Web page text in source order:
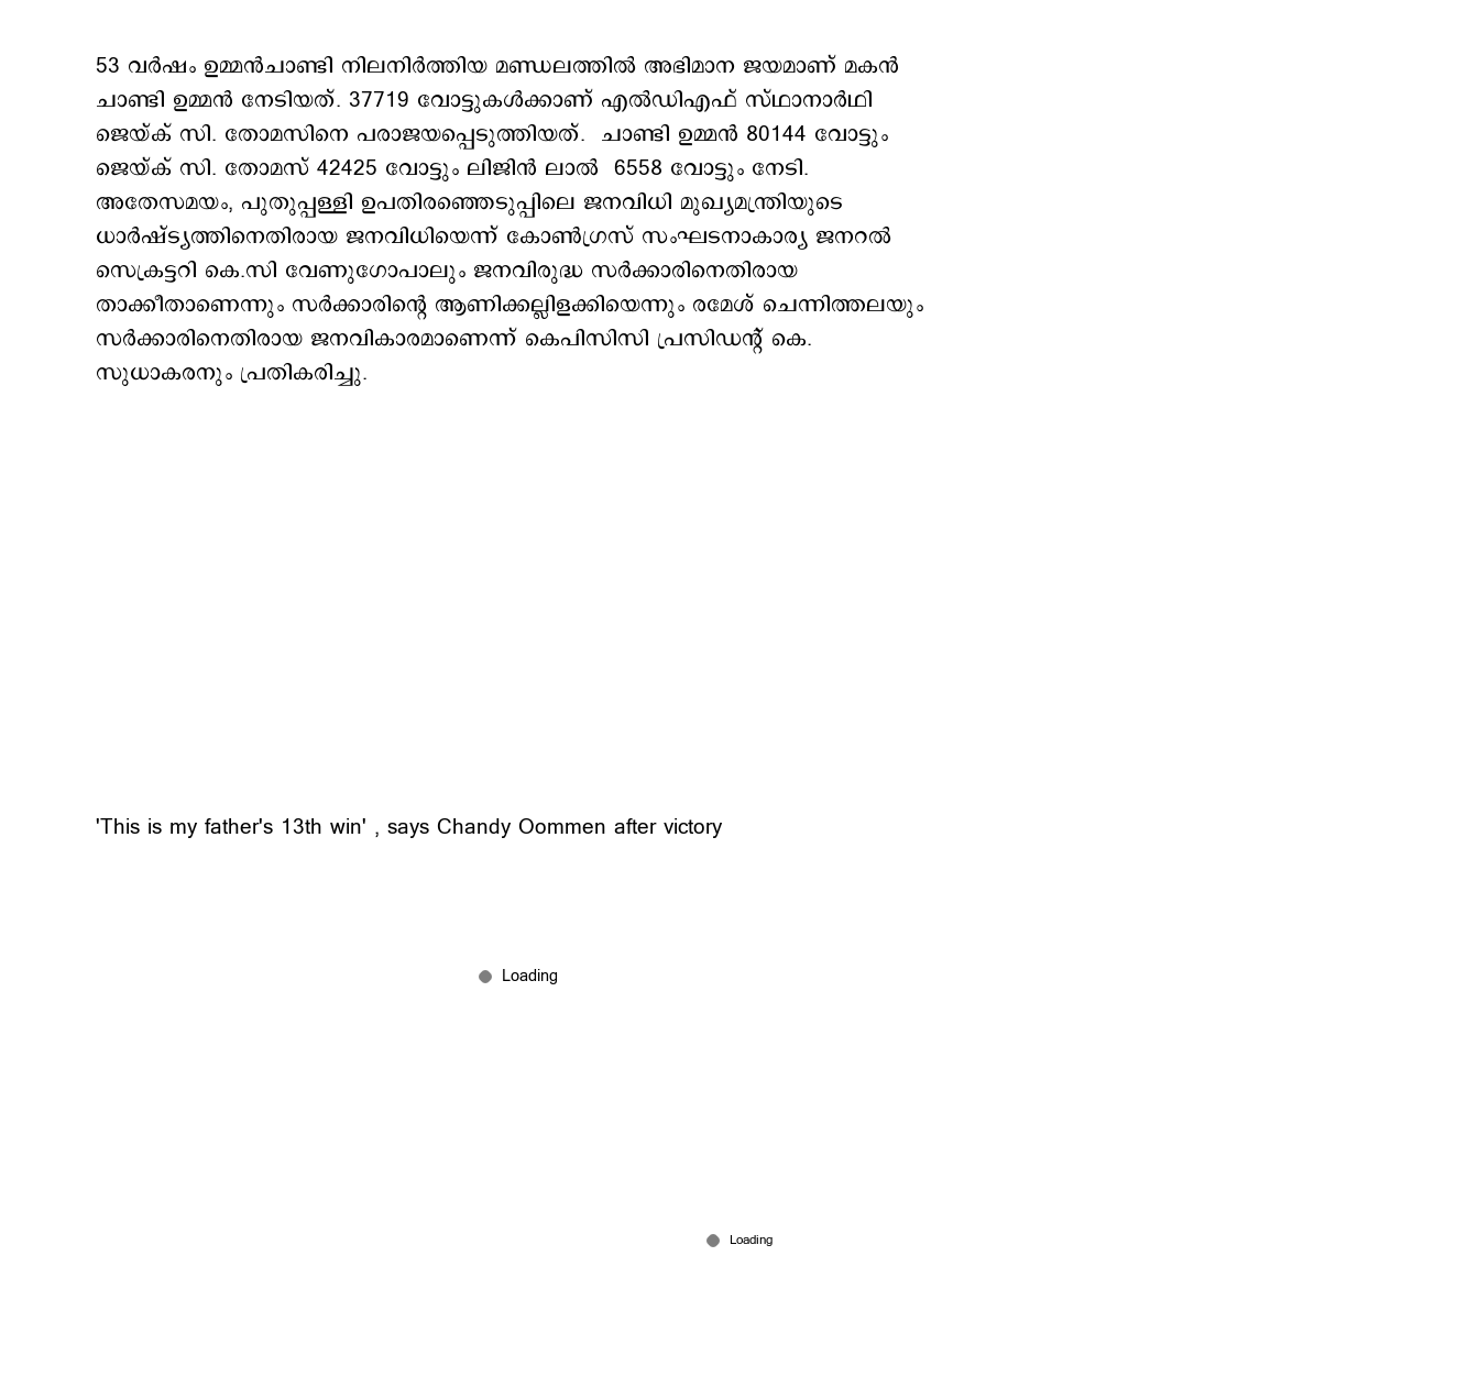
53 വര്‍ഷം ഉമ്മന്‍ചാണ്ടി നിലനിര്‍ത്തിയ മണ്ഡലത്തില്‍ അഭിമാന ജയമാണ് മകന്‍
ചാണ്ടി ഉമ്മന്‍ നേടിയത്. 37719 വോട്ടുകൾക്കാണ് എല്‍ഡിഎഫ് സ്ഥാനാര്‍ഥി
ജെയ്ക് സി. തോമസിനെ പരാജയപ്പെടുത്തിയത്. ചാണ്ടി ഉമ്മന്‍ 80144 വോട്ടും
ജെയ്ക് സി. തോമസ് 42425 വോട്ടും ലിജിന്‍ ലാല്‍ 6558 വോട്ടും നേടി.
അതേസമയം, പുതുപ്പള്ളി ഉപതിരഞ്ഞെടുപ്പിലെ ജനവിധി മുഖ്യമന്ത്രിയുടെ
ധാര്‍ഷ്ട്യത്തിനെതിരായ ജനവിധിയെന്ന് കോണ്‍ഗ്രസ് സംഘടനാകാര്യ ജനറല്‍
സെക്രട്ടറി കെ.സി വേണുഗോപാലും ജനവിരുദ്ധ സര്‍ക്കാരിനെതിരായ
താക്കീതാണെന്നും സര്‍ക്കാരിന്റെ ആണിക്കല്ലിളക്കിയെന്നും രമേശ് ചെന്നിത്തലയും
സര്‍ക്കാരിനെതിരായ ജനവികാരമാണെന്ന് കെപിസിസി പ്രസിഡന്റ് കെ.
സുധാകരനും പ്രതികരിച്ചു.
'This is my father's 13th win' , says Chandy Oommen after victory